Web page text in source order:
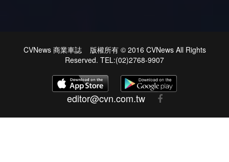
CVNews 商業車誌 版權所有 © 2016 CVNews All Rights
Reserved. TEL:(02)2768-9907
editor@cvn.com.tw